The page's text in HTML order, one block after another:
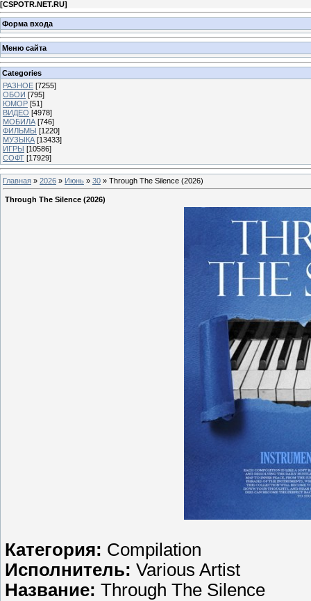
[CSPOTR.NET.RU]
Форма входа
Меню сайта
Categories
РАЗНОЕ [7255]
ОБОИ [795]
ЮМОР [51]
ВИДЕО [4978]
МОБИЛА [746]
ФИЛЬМЫ [1220]
МУЗЫКА [13433]
ИГРЫ [10586]
СОФТ [17929]
Главная » 2026 » Июнь » 30 » Through The Silence (2026)
Through The Silence (2026)
Категория: Compilation
Исполнитель: Various Artist
Название: Through The Silence